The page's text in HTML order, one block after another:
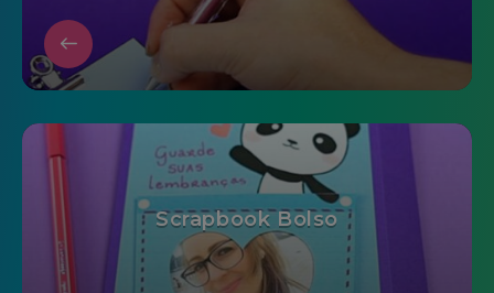
Scrapbook Bolso